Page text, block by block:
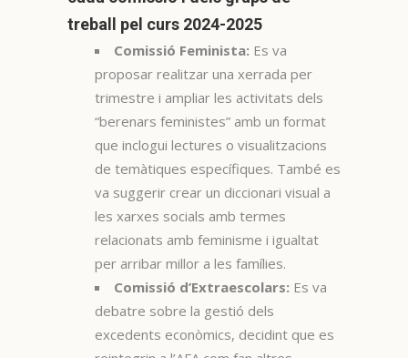
treball pel curs 2024-2025
Comissió Feminista: Es va
proposar realitzar una xerrada per
trimestre i ampliar les activitats dels
“berenars feministes” amb un format
que inclogui lectures o visualitzacions
de temàtiques específiques. També es
va suggerir crear un diccionari visual a
les xarxes socials amb termes
relacionats amb feminisme i igualtat
per arribar millor a les famílies.
Comissió d’Extraescolars: Es va
debatre sobre la gestió dels
excedents econòmics, decidint que es